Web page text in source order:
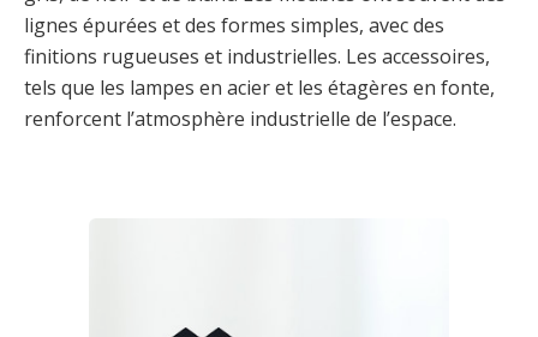
lignes épurées et des formes simples, avec des
finitions rugueuses et industrielles. Les accessoires,
tels que les lampes en acier et les étagères en fonte,
renforcent l’atmosphère industrielle de l’espace.